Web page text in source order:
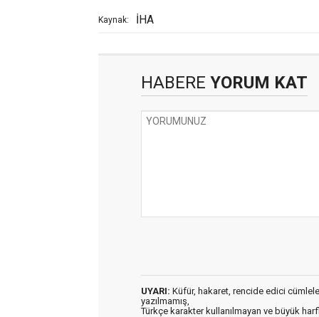
Kaynak: İHA
HABERE YORUM KAT
UYARI: Küfür, hakaret, rencide edici
yazılmamış,
Türkçe karakter kullanılmayan ve büyük